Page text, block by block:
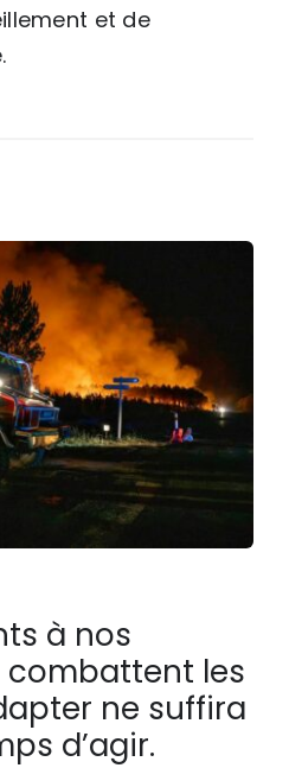
et de
à nos
les
ne suffira
d’agir.